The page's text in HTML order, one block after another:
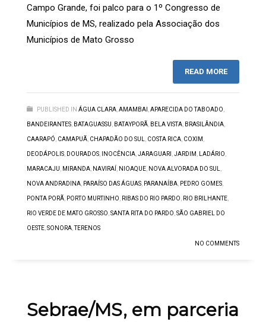
Campo Grande, foi palco para o 1º Congresso de
Municípios de MS, realizado pela Associação dos
Municípios de Mato Grosso
READ MORE
PUBLISHED IN ÁGUA CLARA,AMAMBAI ,APARECIDA DO TABOADO,
BANDEIRANTES, BATAGUASSU, BATAYPORÃ, BELA VISTA, BRASILÂNDIA,
CAARAPÓ, CAMAPUÃ, CHAPADÃO DO SUL, COSTA RICA, COXIM ,
DEODÁPOLIS, DOURADOS, INOCÊNCIA,JARAGUARI ,JARDIM , LADÁRIO,
MARACAJU, MIRANDA, NAVIRAÍ , NIOAQUE, NOVA ALVORADA DO SUL,
NOVA ANDRADINA, PARAÍSO DAS ÁGUAS, PARANAÍBA, PEDRO GOMES,
PONTA PORÃ, PORTO MURTINHO, RIBAS DO RIO PARDO, RIO BRILHANTE,
RIO VERDE DE MATO GROSSO,SANTA RITA DO PARDO,SÃO GABRIEL DO
OESTE,SONORA, TERENOS
NO COMMENTS
Sebrae/MS, em parceria